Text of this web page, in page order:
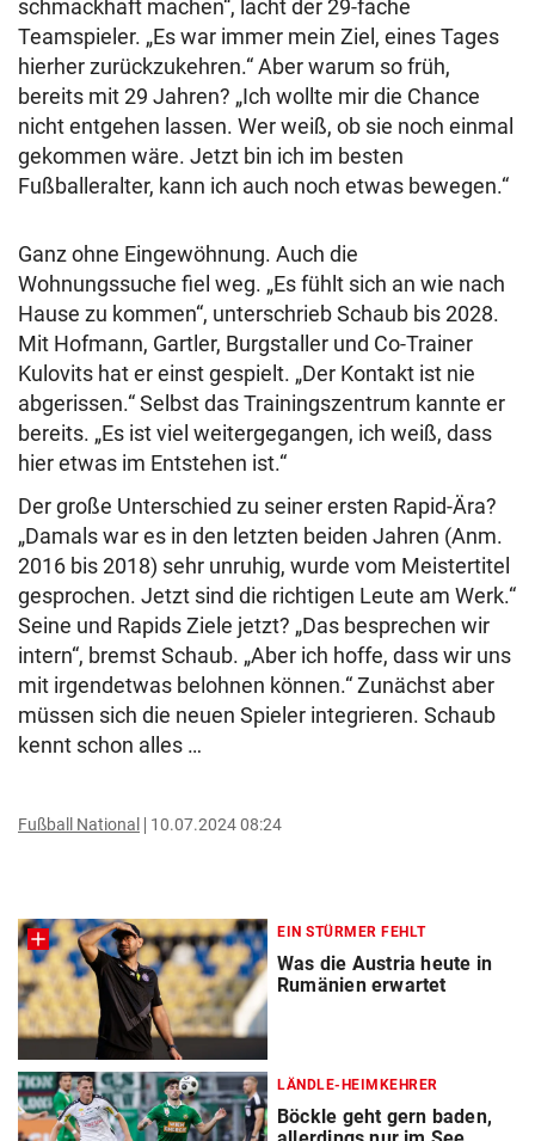
schmackhaft machen“, lacht der 29-fache
Teamspieler. „Es war immer mein Ziel, eines Tages
hierher zurückzukehren.“ Aber warum so früh,
bereits mit 29 Jahren? „Ich wollte mir die Chance
nicht entgehen lassen. Wer weiß, ob sie noch einmal
gekommen wäre. Jetzt bin ich im besten
Fußballeralter, kann ich auch noch etwas bewegen.“
Ganz ohne Eingewöhnung. Auch die
Wohnungssuche fiel weg. „Es fühlt sich an wie nach
Hause zu kommen“, unterschrieb Schaub bis 2028.
Mit Hofmann, Gartler, Burgstaller und Co-Trainer
Kulovits hat er einst gespielt. „Der Kontakt ist nie
abgerissen.“ Selbst das Trainingszentrum kannte er
bereits. „Es ist viel weitergegangen, ich weiß, dass
hier etwas im Entstehen ist.“
Der große Unterschied zu seiner ersten Rapid-Ära?
„Damals war es in den letzten beiden Jahren (Anm.
2016 bis 2018) sehr unruhig, wurde vom Meistertitel
gesprochen. Jetzt sind die richtigen Leute am Werk.“
Seine und Rapids Ziele jetzt? „Das besprechen wir
intern“, bremst Schaub. „Aber ich hoffe, dass wir uns
mit irgendetwas belohnen können.“ Zunächst aber
müssen sich die neuen Spieler integrieren. Schaub
kennt schon alles …
Fußball National 10.07.2024 08:24
EIN STÜRMER FEHLT
Was die Austria heute in
Rumänien erwartet
LÄNDLE-HEIMKEHRER
Böckle geht gern baden,